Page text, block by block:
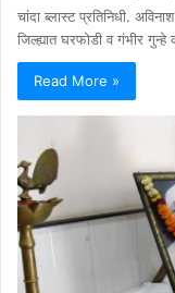
चांदा ब्लास्ट प्रतिनिधी.
जिल्ह्यात घरफोडी व गंभीर
Read More »